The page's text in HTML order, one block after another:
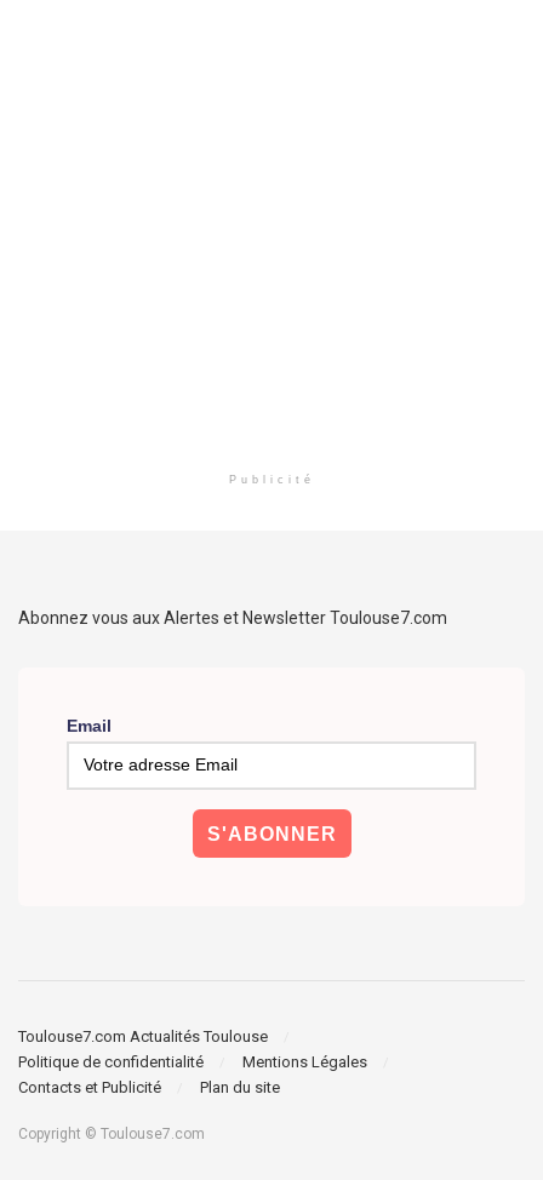
Publicité
Abonnez vous aux Alertes et Newsletter Toulouse7.com
Email
Toulouse7.com Actualités Toulouse
Politique de confidentialité
Mentions Légales
Contacts et Publicité
Plan du site
Copyright © Toulouse7.com